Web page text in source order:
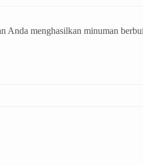
menghasilkan minuman